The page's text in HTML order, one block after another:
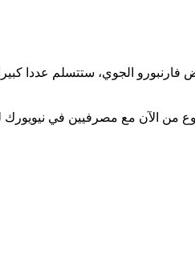
الآن مع مصرفيين في نيويورك